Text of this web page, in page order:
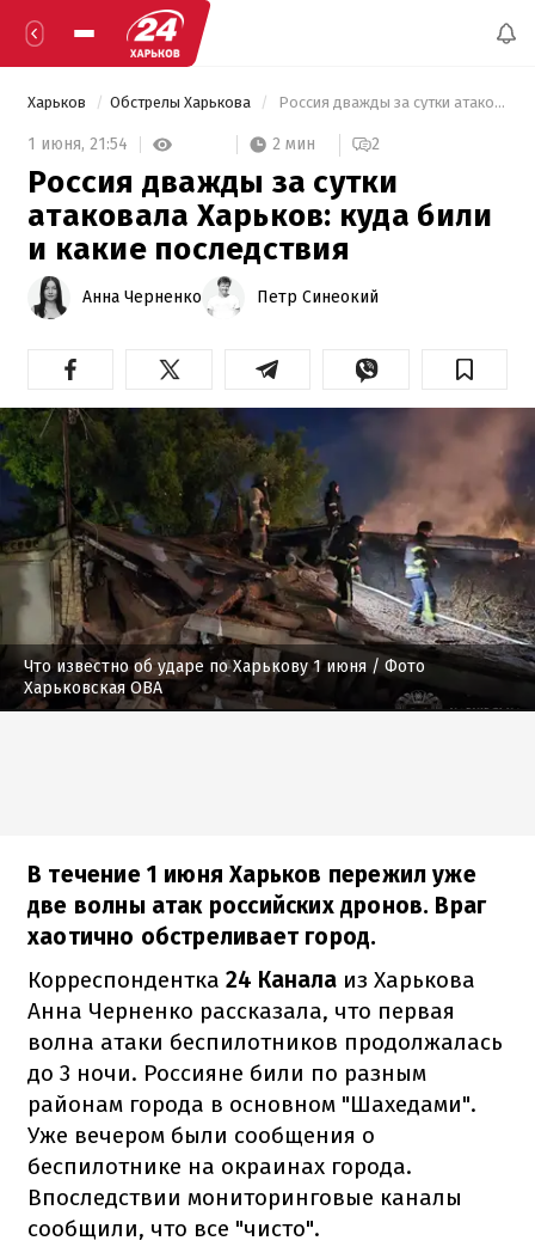
Харьков Обстрелы Харькова Россия дважды за сутки атаковала Харьков: куда били и какие последствия
1 июня, 21:54 2 мин 2
Россия дважды за сутки
атаковала Харьков: куда били
и какие последствия
Анна Черненко Петр Синеокий
Что известно об ударе по Харькову 1 июня / Фото
Харьковская ОВА
В течение 1 июня Харьков пережил уже
две волны атак российских дронов. Враг
хаотично обстреливает город.
Корреспондентка 24 Канала из Харькова
Анна Черненко рассказала, что первая
волна атаки беспилотников продолжалась
до 3 ночи. Россияне били по разным
районам города в основном "Шахедами".
Уже вечером были сообщения о
беспилотнике на окраинах города.
Впоследствии мониторинговые каналы
сообщили, что все "чисто".